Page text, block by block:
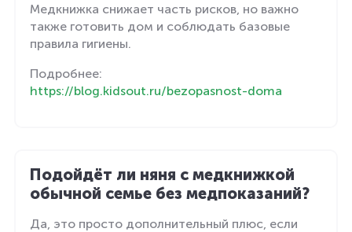
Медкнижка снижает часть рисков, но важно
также готовить дом и соблюдать базовые
правила гигиены.
Подробнее:
https://blog.kidsout.ru/bezopasnost-doma
Подойдёт ли няня с медкнижкой
обычной семье без медпоказаний?
Да, это просто дополнительный плюс, если